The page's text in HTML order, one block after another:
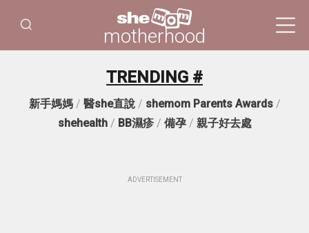
motherhood
TRENDING #
新手媽媽/ 醫she直說/ shemom Parents Awards/
shehealth/ BB濕疹/ 備孕/ 親子好去處
ADVERTISEMENT